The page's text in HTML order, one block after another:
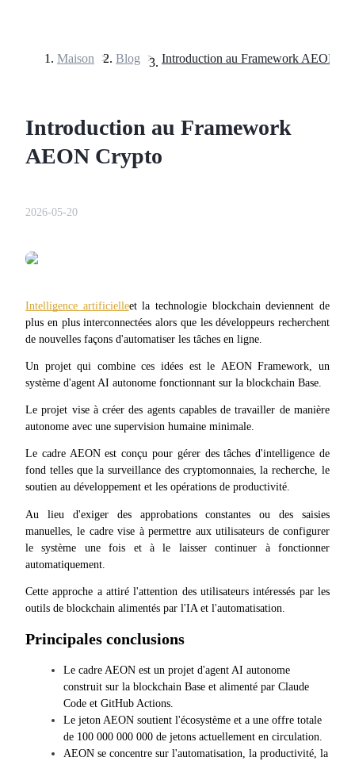
Futures COIN-M
Contrats à terme sur crypto-monnaie
TradFi
Produits dérivés sur actions, forex, métaux précieux et matières
premières
Futures USDC
Futures utilisant l'USDC comme garantie
Maison > Blog > Introduction au Framework AEON
Introduction au Framework
AEON Crypto
2026-05-20
Intelligence artificielleet la technologie blockchain deviennent de
plus en plus interconnectées alors que les développeurs recherchent
de nouvelles façons d'automatiser les tâches en ligne.
Un projet qui combine ces idées est le AEON Framework, un
système d'agent AI autonome fonctionnant sur la blockchain Base.
Le projet vise à créer des agents capables de travailler de manière
autonome avec une supervision humaine minimale.
Le cadre AEON est conçu pour gérer des tâches d'intelligence de
fond telles que la surveillance des cryptomonnaies, la recherche, le
soutien au développement et les opérations de productivité.
Au lieu d'exiger des approbations constantes ou des saisies
manuelles, le cadre vise à permettre aux utilisateurs de configurer
le système une fois et à le laisser continuer à fonctionner
automatiquement.
Cette approche a attiré l'attention des utilisateurs intéressés par les
outils de blockchain alimentés par l'IA et l'automatisation.
Principales conclusions
Le cadre AEON est un projet d'agent AI autonome
construit sur la blockchain Base et alimenté par Claude
Code et GitHub Actions.
Le jeton AEON soutient l'écosystème et a une offre totale
de 100 000 000 000 de jetons actuellement en circulation.
AEON se concentre sur l'automatisation, la productivité, la